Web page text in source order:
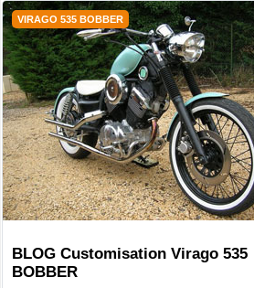
VIRAGO 535 BOBBER
BLOG Customisation Virago 535
BOBBER